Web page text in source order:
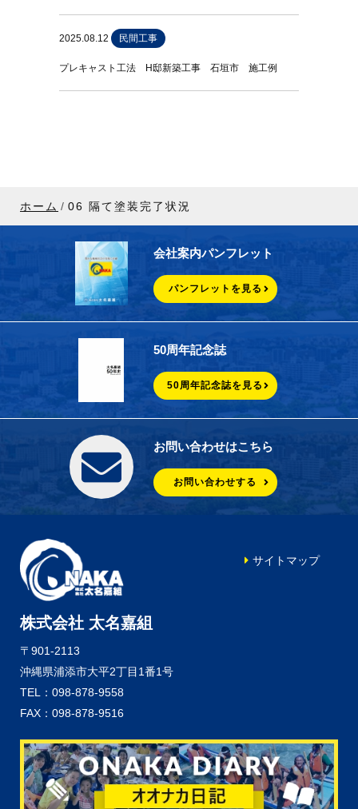
2025.08.12 民間工事
プレキャスト工法 H邸新築工事 石垣市 施工例
ホーム 06 隔て塗装完了状況
会社案内パンフレット
パンフレットを見る
50周年記念誌
50周年記念誌を見る
お問い合わせはこちら
お問い合わせする
株式会社 太名嘉組
〒901-2113
沖縄県浦添市大平2丁目1番1号
TEL：098-878-9558
FAX：098-878-9516
サイトマップ